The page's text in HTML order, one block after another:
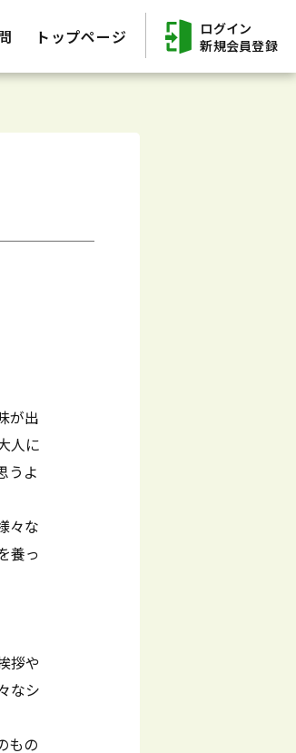
トップページ
ログイン
新規会員登録
が出
人に
うよ
々な
養っ
拶や
なシ
もの